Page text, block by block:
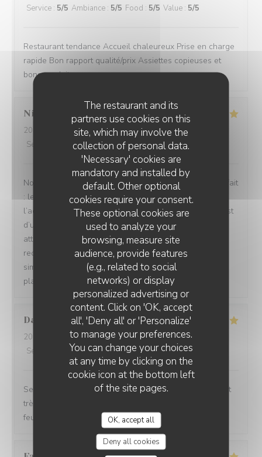
The restaurant and its
partners use cookies on this
site, which may involve the
collection of personal data.
'Necessary' cookies are
mandatory and installed by
default. Other optional
cookies require your consent.
These optional cookies are
used to analyze your
browsing, measure site
audience, provide features
(e.g., related to social
networks) or display
personalized advertising or
content. Click on 'OK, accept
all', 'Deny all' or 'Personalize'
to manage your preferences.
You can change your choices
at any time by clicking on the
cookie icon at the bottom left
of the site pages.
OK, accept all
Deny all cookies
Service : 5/5 Ambiance : 5/5 Food : 5/5 Value : 5/5
Restaurant tendance Accueil chaleureux Prise en charge
rapide Bon rapport qualité/prix Assiettes copieuses et
bons produits
Nicolas
2026-08-04
- 13:30 - Guests 4
Service
Ambiance: 5 /5 Food: 5/5 Value:
Nous avons passé un excellent moment ! Tout était parfait
: les repas étaient délicieux, le service irréprochable, et
l’accueil d’une chaleur exceptionnelle. Toute l’équipe est
d’une grande gentillesse, avec de nombreuses petites
attentions qui font vraiment la différence. Nous
recommandons cet établissement à 100 % ! C’est tout
simplement topissime. Nous reviendrons avec grand
plaisir !
David
2026-08-04
- 12:30 - Guests 5
Service
Ambiance :5/5 Food:5/5 Value: 4
Service impeccable et convivial. Nourriture excellente et
très copieuse. Je recommande particulièrement le mille
feuille à la crème noisette-vanille. Un délice 😋